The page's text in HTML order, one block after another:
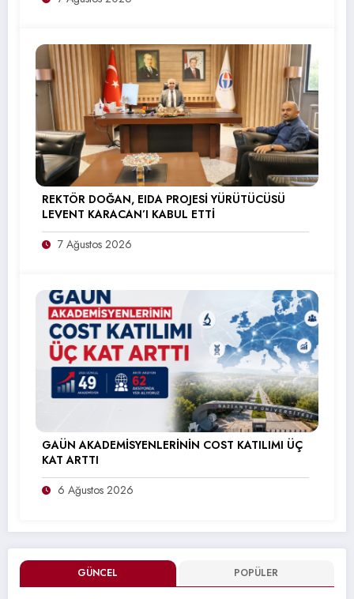
GÜNCEL POPÜLER
REKTÖR DOĞAN, EIDA PROJESİ YÜRÜTÜCÜSÜ
LEVENT KARACAN’I KABUL ETTİ
7 Ağustos 2026
GAÜN AKADEMİSYENLERİNİN COST KATILIMI ÜÇ
KAT ARTTI
6 Ağustos 2026